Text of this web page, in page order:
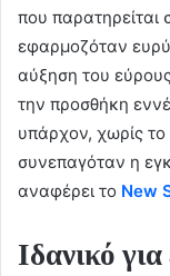
που παρατηρείται
εφαρμοζόταν
αύξηση του
την προσθήκη
υπάρχον, χωρίς
συνεπαγόταν η
αναφέρει το New
Ιδανικό